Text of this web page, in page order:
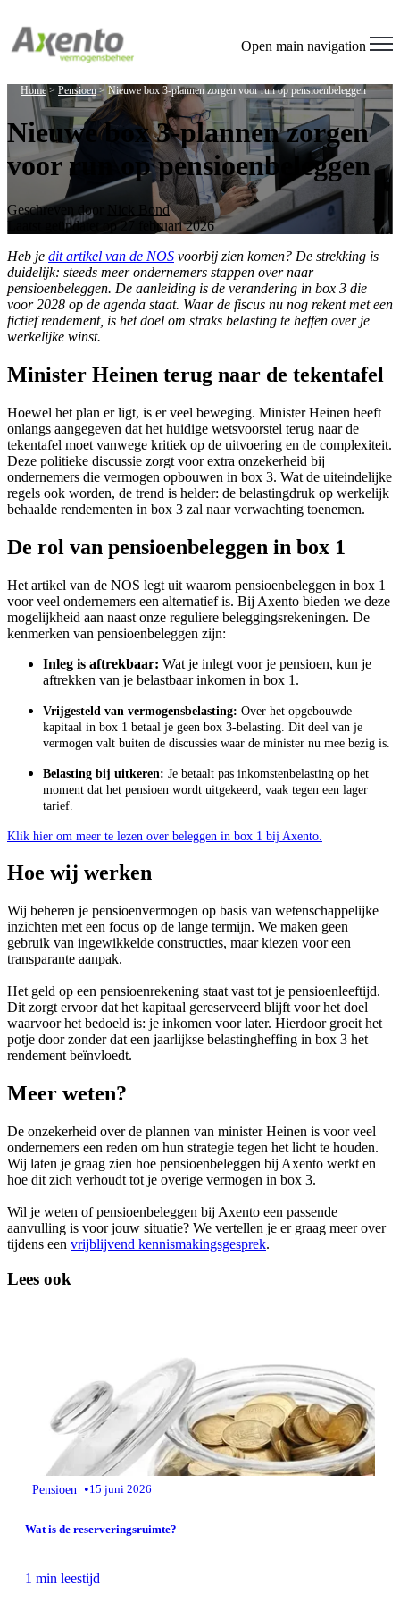
Open main navigation
Home> Pensioen>Nieuwe box 3-plannen zorgen voor run op pensioenbeleggen
Nieuwe box 3-plannen zorgen
voor run op pensioenbeleggen
Geschreven door
Nick Bond
Laatst geüpdatet op 27 februari 2026
Heb je dit artikel van de NOS voorbij zien komen? De strekking is
duidelijk: steeds meer ondernemers stappen over naar
pensioenbeleggen. De aanleiding is de verandering in box 3 die
voor 2028 op de agenda staat. Waar de fiscus nu nog rekent met een
fictief rendement, is het doel om straks belasting te heffen over je
werkelijke winst.
Minister Heinen terug naar de tekentafel
Hoewel het plan er ligt, is er veel beweging. Minister Heinen heeft
onlangs aangegeven dat het huidige wetsvoorstel terug naar de
tekentafel moet vanwege kritiek op de uitvoering en de complexiteit.
Deze politieke discussie zorgt voor extra onzekerheid bij
ondernemers die vermogen opbouwen in box 3. Wat de uiteindelijke
regels ook worden, de trend is helder: de belastingdruk op werkelijk
behaalde rendementen in box 3 zal naar verwachting toenemen.
De rol van pensioenbeleggen in box 1
Het artikel van de NOS legt uit waarom pensioenbeleggen in box 1
voor veel ondernemers een alternatief is. Bij Axento bieden we deze
mogelijkheid aan naast onze reguliere beleggingsrekeningen. De
kenmerken van pensioenbeleggen zijn:
Inleg is aftrekbaar: Wat je inlegt voor je pensioen, kun je
aftrekken van je belastbaar inkomen in box 1.
Vrijgesteld van vermogensbelasting: Over het opgebouwde
kapitaal in box 1 betaal je geen box 3-belasting. Dit deel van je
vermogen valt buiten de discussies waar de minister nu mee bezig is.
Belasting bij uitkeren: Je betaalt pas inkomstenbelasting op het
moment dat het pensioen wordt uitgekeerd, vaak tegen een lager
tarief.
Klik hier om meer te lezen over beleggen in box 1 bij Axento.
Hoe wij werken
Wij beheren je pensioenvermogen op basis van wetenschappelijke
inzichten met een focus op de lange termijn. We maken geen
gebruik van ingewikkelde constructies, maar kiezen voor een
transparante aanpak.
Het geld op een pensioenrekening staat vast tot je pensioenleeftijd.
Dit zorgt ervoor dat het kapitaal gereserveerd blijft voor het doel
waarvoor het bedoeld is: je inkomen voor later. Hierdoor groeit het
potje door zonder dat een jaarlijkse belastingheffing in box 3 het
rendement beïnvloedt.
Meer weten?
De onzekerheid over de plannen van minister Heinen is voor veel
ondernemers een reden om hun strategie tegen het licht te houden.
Wij laten je graag zien hoe pensioenbeleggen bij Axento werkt en
hoe dit zich verhoudt tot je overige vermogen in box 3.
Wil je weten of pensioenbeleggen bij Axento een passende
aanvulling is voor jouw situatie? We vertellen je er graag meer over
tijdens een vrijblijvend kennismakingsgesprek.
Lees ook
Pensioen •15 juni 2026
Wat is de reserveringsruimte?
1 min leestijd